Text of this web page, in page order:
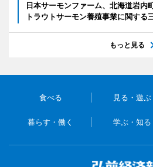
日本サーモンファーム、北海道岩内
トラウトサーモン養殖事業に関する
もっと見る
食べる 見る・遊ぶ
暮らす・働く 学ぶ・知る